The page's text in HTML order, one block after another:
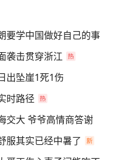
要学中国做好自己的事
袭击贯穿浙江
出坠崖1死1伤
时路径
交大 爷爷高情商答谢
服其实已经中暑了